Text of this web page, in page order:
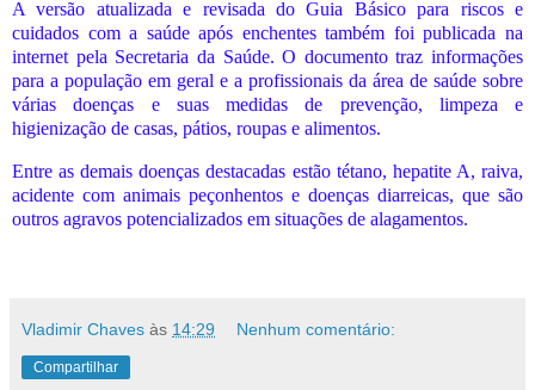
A versão atualizada e revisada do Guia Básico para riscos e
cuidados com a saúde após enchentes também foi publicada na
internet pela Secretaria da Saúde. O documento traz informações
para a população em geral e a profissionais da área de saúde sobre
várias doenças e suas medidas de prevenção, limpeza e
higienização de casas, pátios, roupas e alimentos.
Entre as demais doenças destacadas estão tétano, hepatite A, raiva,
acidente com animais peçonhentos e doenças diarreicas, que são
outros agravos potencializados em situações de alagamentos.
Vladimir Chaves às 14:29 Nenhum comentário:
Compartilhar